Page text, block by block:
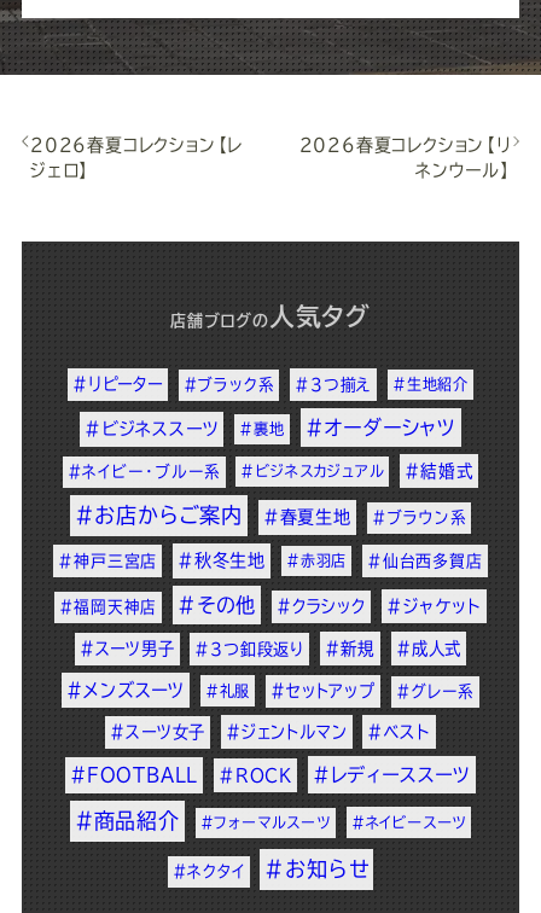
2026春夏コレクション【レ
ジェロ】
2026春夏コレクション【リ
ネンウール】
店舗ブログ の 人気タグ
#リピーター #ブラック系 #3つ揃え #生地紹介
#ビジネススーツ #裏地 #オーダーシャツ
#ネイビー・ブルー系 #ビジネスカジュアル #結婚式
#お店からご案内 #春夏生地 #ブラウン系
#神戸三宮店 #秋冬生地 #赤羽店 #仙台西多賀店
#福岡天神店 #その他 #クラシック #ジャケット
#スーツ男子 #3つ釦段返り #新規 #成人式
#メンズスーツ #礼服 #セットアップ #グレー系
#スーツ女子 #ジェントルマン #ベスト
#FOOTBALL #ROCK #レディーススーツ
#商品紹介 #フォーマルスーツ #ネイビースーツ
#ネクタイ #お知らせ